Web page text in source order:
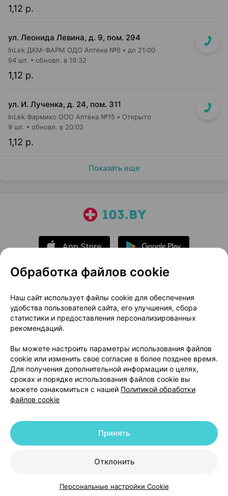
КаталогКорзинаИзбранноеПрофиль
1,12 р.
ул. Леонида Левина, д. 9, пом. 294
InLek ДКМ-ФАРМ ОДО Аптека №6 до 21:00
1,12 р.
94 шт. обновл. в 19:32
ул. И. Лученка, д. 24, пом. 311
InLek Фармико ООО Аптека №15 Открыто
1,12 р.
9 шт. обновл. в 20:02
Показать еще
О проекте
Новости проекта
Размещение рекламы
Медицинский маркетинг
Публичный договор
Доставка
Способы оплаты
Вакансии
Партнеры
Написать руководителю 103.by
Написать в поддержку
Персональные настройки Cookie
© 2026 ООО «Артокс Лаб», УНП 191700409 | 220012, Республика Беларусь,
+375 291212755
Обработка файлов cookie
Наш сайт использует файлы cookie для обеспечения
удобства пользователей сайта, его улучшения, сбора
статистики и предоставления персонализированных
рекомендаций.
Вы можете настроить параметры использования файлов
cookie или изменить свое согласие в более позднее время.
Для получения дополнительной информации о целях,
сроках и порядке использования файлов cookie вы
можете ознакомиться с нашей Политикой обработки
файлов cookie
Отклонить
Принять
Персональные настройки Cookie